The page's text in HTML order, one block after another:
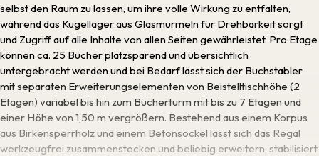
selbst den Raum zu lassen, um ihre volle Wirkung zu entfalten,
während das Kugellager aus Glasmurmeln für Drehbarkeit sorgt
und Zugriff auf alle Inhalte von allen Seiten gewährleistet. Pro Etage
können ca. 25 Bücher platzsparend und übersichtlich
untergebracht werden und bei Bedarf lässt sich der Buchstabler
mit separaten Erweiterungselementen von Beistelltischhöhe (2
Etagen) variabel bis hin zum Bücherturm mit bis zu 7 Etagen und
einer Höhe von 1,50 m vergrößern. Bestehend aus einem Korpus
aus Birkensperrholz und einem Betonsockel lässt sich das Regal
werkzeugfrei zusammenstecken und beliebig erweitern; stabilisiert